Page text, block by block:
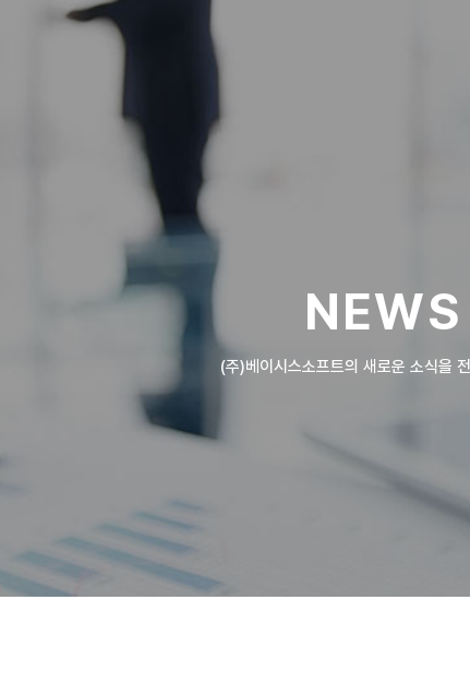
NEWS
(주)베이시스소프트의 새로운 소식을